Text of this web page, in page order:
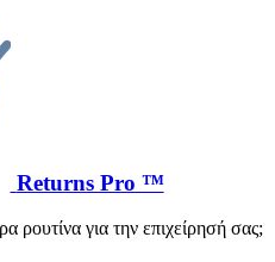
Returns Pro ™
ρουτίνα για την επιχείρησή σας;